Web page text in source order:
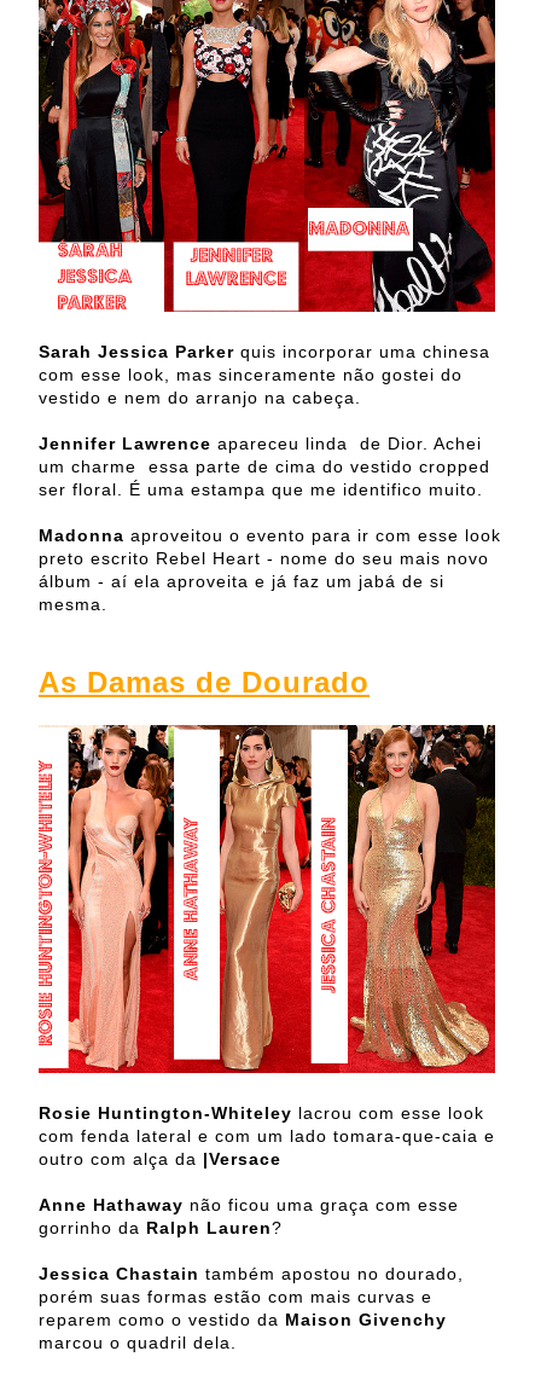
Sarah Jessica Parker quis incorporar uma chinesa
com esse look, mas sinceramente não gostei do
vestido e nem do arranjo na cabeça.
Jennifer Lawrence apareceu linda de Dior. Achei
um charme essa parte de cima do vestido cropped
ser floral. É uma estampa que me identifico muito.
Madonna aproveitou o evento para ir com esse look
preto escrito Rebel Heart - nome do seu mais novo
álbum - aí ela aproveita e já faz um jabá de si
mesma.
As Damas de Dourado
Rosie Huntington-Whiteley lacrou com esse look
com fenda lateral e com um lado tomara-que-caia e
outro com alça da |Versace
Anne Hathaway não ficou uma graça com esse
gorrinho da Ralph Lauren?
Jessica Chastain também apostou no dourado,
porém suas formas estão com mais curvas e
reparem como o vestido da Maison Givenchy
marcou o quadril dela.